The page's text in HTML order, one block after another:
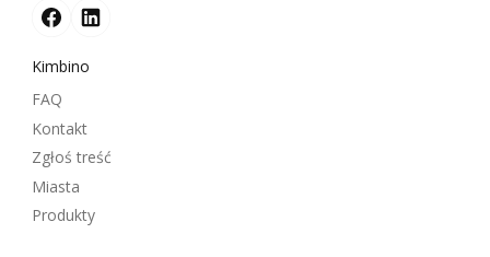
Kimbino
FAQ
Kontakt
Zgłoś treść
Miasta
Produkty